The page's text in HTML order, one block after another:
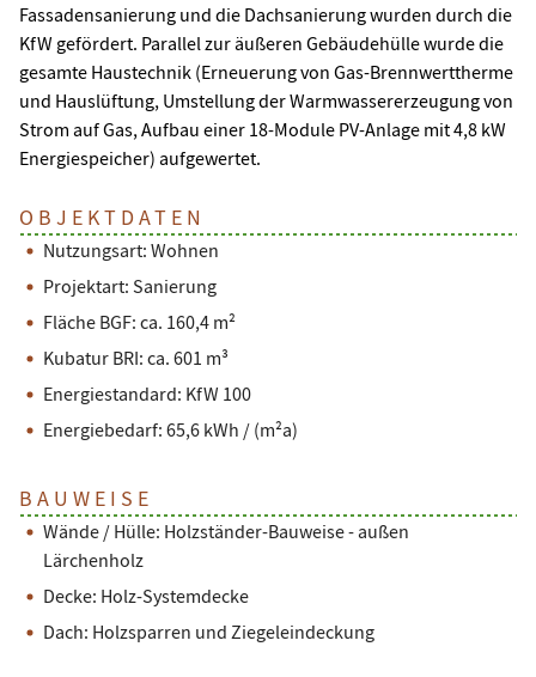
Fassadensanierung und die Dachsanierung wurden durch die
KfW gefördert. Parallel zur äußeren Gebäudehülle wurde die
gesamte Haustechnik (Erneuerung von Gas-Brennwerttherme
und Hauslüftung, Umstellung der Warmwassererzeugung von
Strom auf Gas, Aufbau einer 18-Module PV-Anlage mit 4,8 kW
Energiespeicher) aufgewertet.
OBJEKTDATEN
Nutzungsart: Wohnen
Projektart: Sanierung
Fläche BGF: ca. 160,4 m²
Kubatur BRI: ca. 601 m³
Energiestandard: KfW 100
Energiebedarf: 65,6 kWh / (m²a)
BAUWEISE
Wände / Hülle: Holzständer-Bauweise - außen
Lärchenholz
Decke: Holz-Systemdecke
Dach: Holzsparren und Ziegeleindeckung